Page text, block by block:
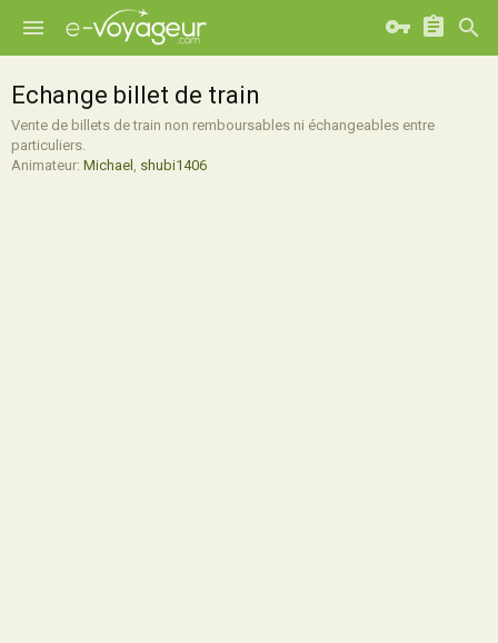
Echange billet de train
Vente de billets de train non remboursables ni échangeables entre
particuliers.
Animateur: Michael , shubi1406